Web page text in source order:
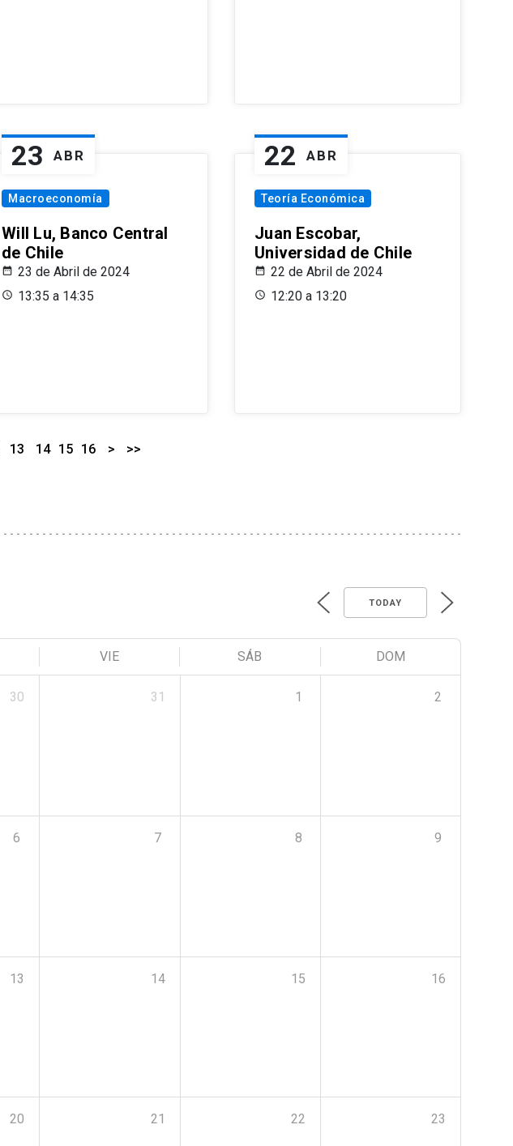
23 ABR
Macroeconomía
Will Lu, Banco Central
de Chile
23 de Abril de 2024
13:35 a 14:35
22 ABR
Teoría Económica
Juan Escobar,
Universidad de Chile
22 de Abril de 2024
12:20 a 13:20
13 14 15 16 > >>
TODAY
VIE SÁB DOM
30 31 1 2
6 7 8 9
13 14 15 16
20 21 22 23